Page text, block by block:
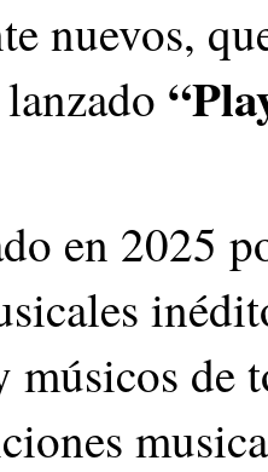
nuevos,
en 2025
músicos de